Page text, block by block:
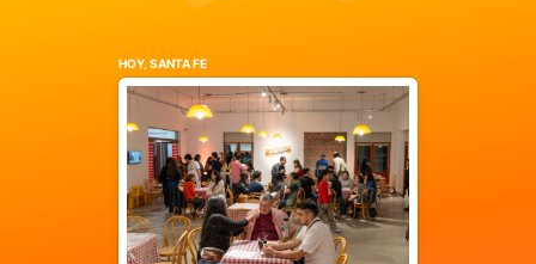
HOY, SANTA FE